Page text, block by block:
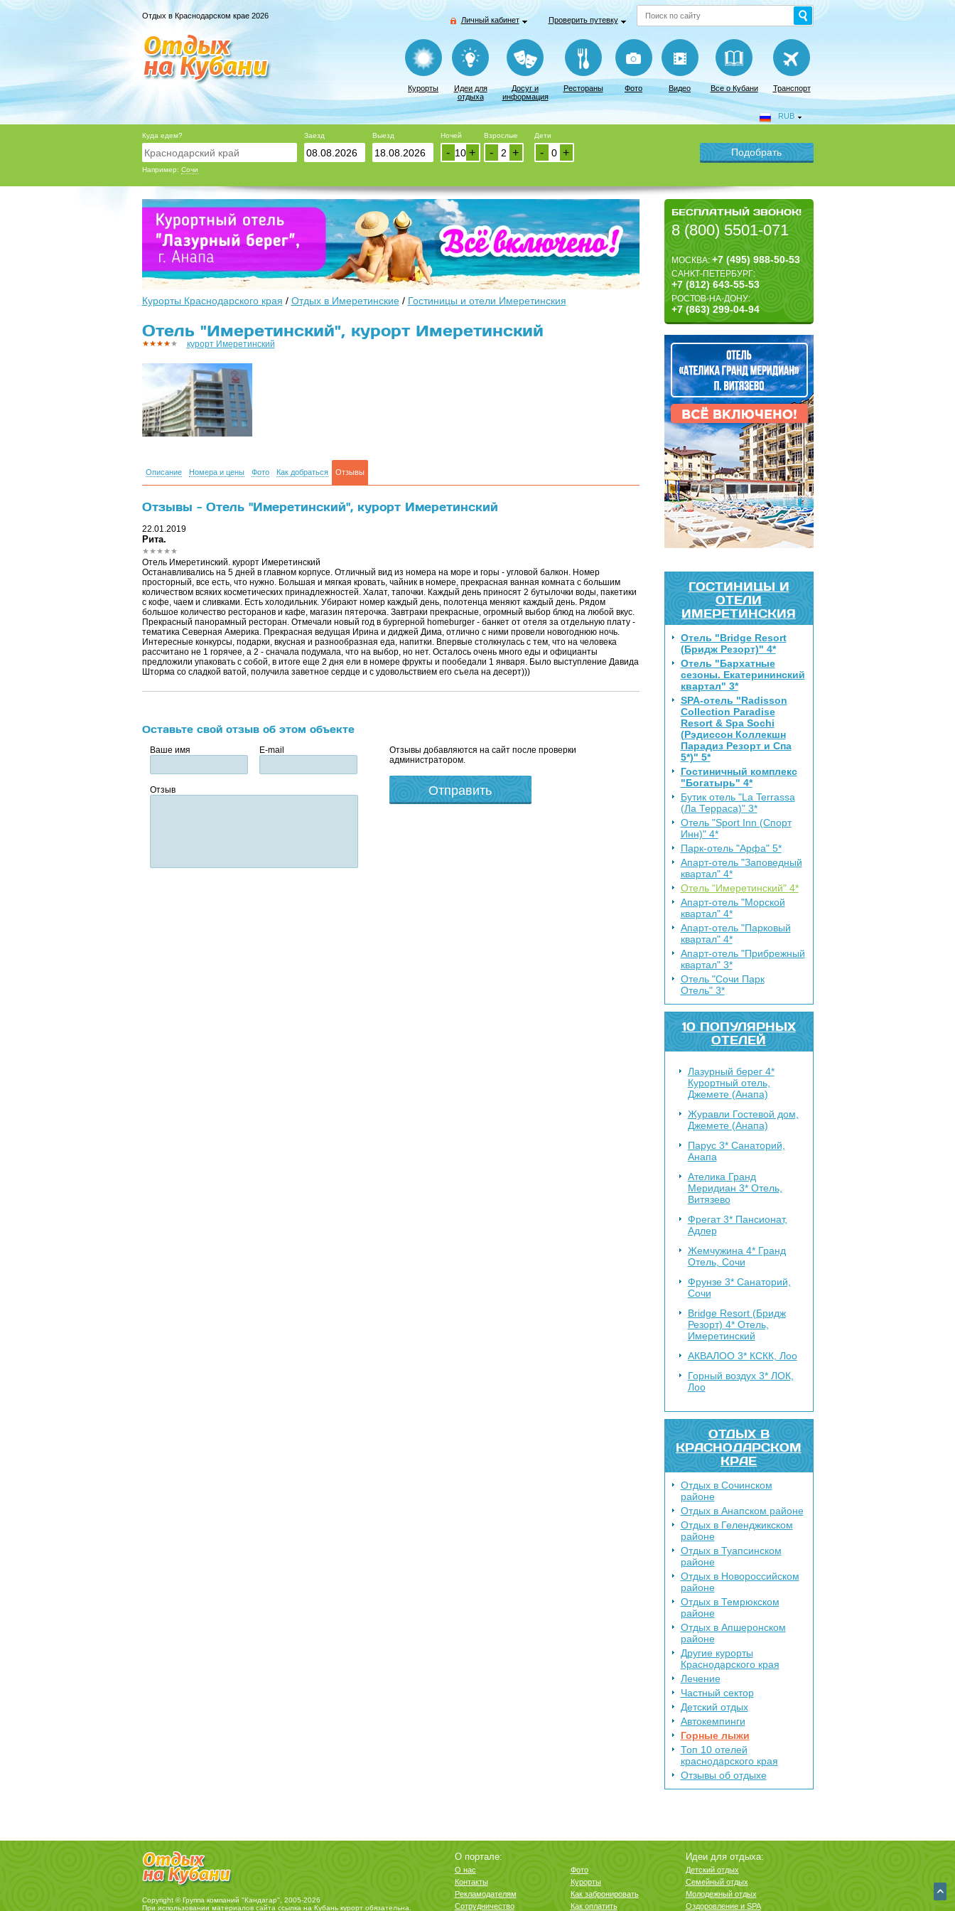
Отдых в Краснодарском крае 2026 Личный кабинет Проверить путевку
Курорты
Идеи для
отдыха
Досуг и
информация
Рестораны Фото Видео Все о Кубани Транспорт
RUB
Куда едем?
Например: Сочи
Заезд Выезд Ночей
+
-
Взрослые
+
-
Дети
+
-
БЕСПЛАТНЫЙ ЗВОНОК!
8 (800) 5501-071
МОСКВА:+7 (495) 988-50-53
САНКТ-ПЕТЕРБУРГ:
+7 (812) 643-55-53
РОСТОВ-НА-ДОНУ:
+7 (863) 299-04-94
ГОСТИНИЦЫ И
ОТЕЛИ
ИМЕРЕТИНСКИЯ
Отель "Bridge Resort
(Бридж Резорт)" 4*
Отель "Бархатные
сезоны. Екатерининский
квартал" 3*
SPA-отель "Radisson
Collection Paradise
Resort & Spa Sochi
(Рэдиссон Коллекшн
Парадиз Резорт и Спа
5*)" 5*
Гостиничный комплекс
"Богатырь" 4*
Бутик отель "La Terrassa
(Ла Терраса)" 3*
Отель "Sport Inn (Спорт
Инн)" 4*
Парк-отель "Арфа" 5*
Апарт-отель "Заповедный
квартал" 4*
Отель "Имеретинский" 4*
Апарт-отель "Морской
квартал" 4*
Апарт-отель "Парковый
квартал" 4*
Апарт-отель "Прибрежный
квартал" 3*
Отель "Сочи Парк
Отель" 3*
10 ПОПУЛЯРНЫХ
ОТЕЛЕЙ
Лазурный берег 4*
Курортный отель,
Джемете (Анапа)
Журавли Гостевой дом,
Джемете (Анапа)
Парус 3* Санаторий,
Анапа
Ателика Гранд
Меридиан 3* Отель,
Витязево
Фрегат 3* Пансионат,
Адлер
Жемчужина 4* Гранд
Отель, Сочи
Фрунзе 3* Санаторий,
Сочи
Bridge Resort (Бридж
Резорт) 4* Отель,
Имеретинский
АКВАЛОО 3* КСКК, Лоо
Горный воздух 3* ЛОК,
Лоо
ОТДЫХ В
КРАСНОДАРСКОМ
КРАЕ
Отдых в Сочинском
районе
Отдых в Анапском районе
Отдых в Геленджикском
районе
Отдых в Туапсинском
районе
Отдых в Новороссийском
районе
Отдых в Темрюкском
районе
Отдых в Апшеронском
районе
Другие курорты
Краснодарского края
Лечение
Частный сектор
Детский отдых
Автокемпинги
Горные лыжи
Топ 10 отелей
краснодарского края
Отзывы об отдыхе
Курорты Краснодарского края / Отдых в Имеретинские/ Гостиницы и отели Имеретинския
Отель "Имеретинский", курорт Имеретинский
курорт Имеретинский
Описание Номера и цены Фото Как добраться Отзывы
Отзывы - Отель "Имеретинский", курорт Имеретинский
22.01.2019
Рита.
Отель Имеретинский. курорт Имеретинский
Останавливались на 5 дней в главном корпусе. Отличный вид из номера на море и горы - угловой балкон. Номер
просторный, все есть, что нужно. Большая и мягкая кровать, чайник в номере, прекрасная ванная комната с большим
количеством всяких косметических принадлежностей. Халат, тапочки. Каждый день приносят 2 бутылочки воды, пакетики
с кофе, чаем и сливками. Есть холодильник. Убирают номер каждый день, полотенца меняют каждый день. Рядом
большое количество ресторанов и кафе, магазин пятерочка. Завтраки прекрасные, огромный выбор блюд на любой вкус.
Прекрасный панорамный ресторан. Отмечали новый год в бургерной homeburger - банкет от отеля за отдельную плату -
тематика Северная Америка. Прекрасная ведущая Ирина и диджей Дима, отлично с ними провели новогоднюю ночь.
Интересные конкурсы, подарки, вкусная и разнообразная еда, напитки. Впервые столкнулась с тем, что на человека
рассчитано не 1 горячее, а 2 - сначала подумала, что на выбор, но нет. Осталось очень много еды и официанты
предложили упаковать с собой, в итоге еще 2 дня ели в номере фрукты и пообедали 1 января. Было выступление Давида
Шторма со сладкой ватой, получила заветное сердце и с удовольствием его съела на десерт)))
Оставьте свой отзыв об этом объекте
Ваше имя E-mail
Отзыв
Отзывы добавляются на сайт после проверки
администратором.
Copyright © Группа компаний "Кандагар", 2005-2026
При использовании материалов сайта ссылка на Кубань курортобязательна.
О портале:
О нас
Фото
Контакты
Курорты
Рекламодателям
Как забронировать
Сотрудничество
Как оплатить
Идеи для отдыха:
Детский отдых
Семейный отдых
Молодежный отдых
Оздоровление и SPA